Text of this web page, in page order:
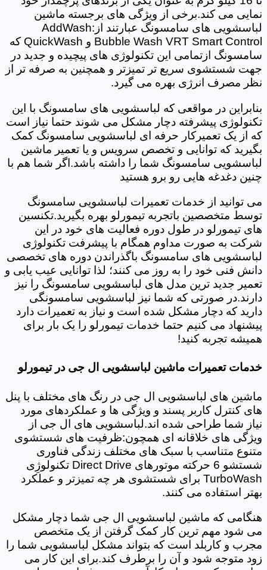
نمایی می کند.برخی از ویژگی های برجسته ماشین
لباسشویی های سامسونگ عبارتند از:AddWash
Bubble Wash VRT Smart Control و QuickWash که
سامسونگ ازتمامی این تکنولوژی های پیچیده و جدید در
جهت شستشوی سریع تر تمیزتر و همچنین به صرفه تر از
نظر مصرف انرژی بهره می گیرد.
بنابراین در مواقعی که لباسشویی های سامسونگ با این
تکنولوژی پیشرفته دچار مشکل می شوند حتما نیاز است
که از یک تعمیرکار حرفه ای لباسشویی سامسونگ کمک
بگیرید که توانایی و تخصص سرویس و یا تعمیر ماشین
لباسشویی سامسونگ شما را داشته باشد.اگر شما هم با
چنین دغدغه هایی رو برو هستید
می توانید از خدمات تعمیرات لباسشویی سامسونگ
توسط متخصصین باتجربه تیمورلو بهره بگیرید.تکنسین
های تیمورلو در طول دوره فعالیت های خود در این
شرکت به صورت مداوم همگام با پیشرفت تکنولوژی
لباسشویی های سامسونگ باگذراندن دوره های تخصصی
دانش فنی خود را به روز می کنند؛ لذا توانایی عیب یابی و
تعمیر جدید ترین مدل های لباسشویی سامسونگ را نیز
دارند.در صورتی که شما نیز لباسشویی سامسونگی
دارید که دچار مشکل شده است و نیاز به تعمیرات دارد
پیشنهاد می کنیم حتما خدمات تیمورلو را یک بار برای
همیشه تجربه کنید!
خدمات تعمیرات ماشین لباسشویی ال جی در تیمورلو
ماشین های لباسشویی ال جی در رنگ های مختلف با پنل
های کنترل کاربر پسند و ویژگی ها و عملکردهای مورد
نیاز شما طراحی شده اند.لباسشویی های ال جی از
ویژگی های خلاقانه ای همچون:ظرفیت های شستشوی
متنوع متناسب با سبک های مختلف زندگی فناوری
شستشو 6 حرکته موتورهای Direct Drive تکنولوژِی
TurboWash برای شستشوی هر چه تمیزتر و عملکرد
بهتر استفاده می کنند.
هنگامی که ماشین لباسشویی ال جی شما دچار مشکل
می شود مهم ترین کار کمک گرفتن از یک متخصص
مجرب و کاربلد است که بتواند مشکل لباسشویی شما را
زود متوجه شود و آن را برطرف کند.برای این کار می